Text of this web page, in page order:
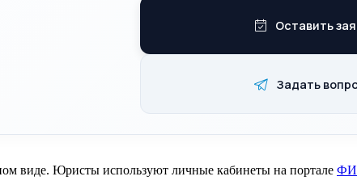
Оставить
Задать
виде. Юристы используют личные кабинеты на портале